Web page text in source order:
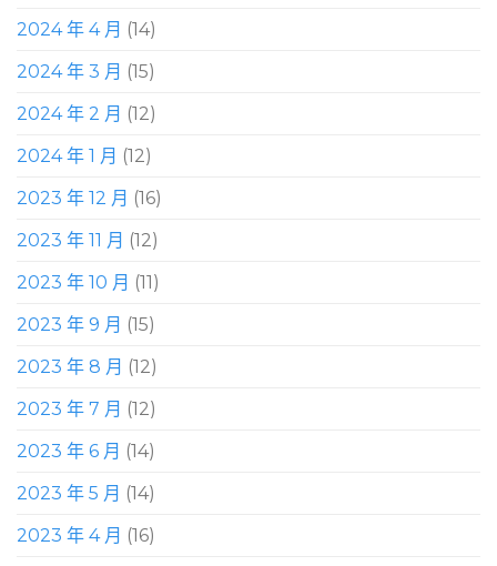
2024 年 4 月 (14)
2024 年 3 月 (15)
2024 年 2 月 (12)
2024 年 1 月 (12)
2023 年 12 月 (16)
2023 年 11 月 (12)
2023 年 10 月 (11)
2023 年 9 月 (15)
2023 年 8 月 (12)
2023 年 7 月 (12)
2023 年 6 月 (14)
2023 年 5 月 (14)
2023 年 4 月 (16)